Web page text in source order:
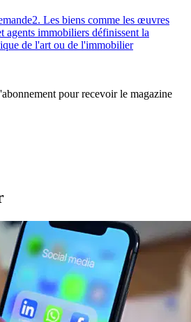
2. Les biens comme les œuvres
agents immobiliers définissent la
de l'art ou de l'immobilier
pour recevoir le magazine